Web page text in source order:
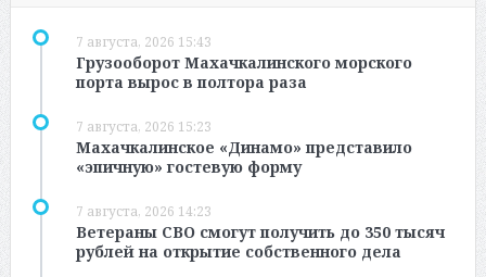
7 августа, 2026 15:43
Грузооборот Махачкалинского морского
порта вырос в полтора раза
7 августа, 2026 15:23
Махачкалинское «Динамо» представило
«эпичную» гостевую форму
7 августа, 2026 14:23
Ветераны СВО смогут получить до 350 тысяч
рублей на открытие собственного дела